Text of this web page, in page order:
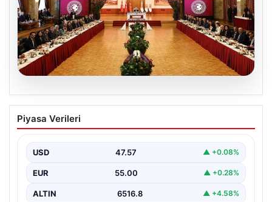
Çerçeve Yasa Nedir, Neleri Kapsar ve
Terörle Mücadeledeki Rolü
tutan çerçeve yasa, temel olarak toplumsal…
Piyasa Verileri
USD 47.57 ▲ +0.08%
EUR 55.00 ▲ +0.28%
ALTIN 6516.8 ▲ +4.58%